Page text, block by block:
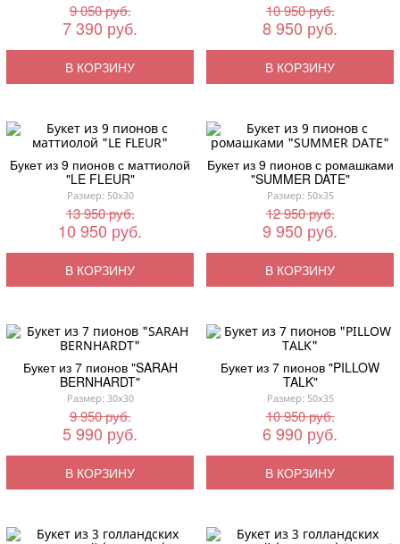
9 050 руб.
7 390 руб.
В КОРЗИНУ
10 950 руб.
8 950 руб.
В КОРЗИНУ
Букет из 9 пионов с маттиолой
"LE FLEUR"
Размер: 50x30
13 950 руб.
10 950 руб.
В КОРЗИНУ
Букет из 9 пионов с ромашками
"SUMMER DATE"
Размер: 50x35
12 950 руб.
9 950 руб.
В КОРЗИНУ
Букет из 7 пионов "SARAH
BERNHARDT"
Размер: 30x30
9 950 руб.
5 990 руб.
В КОРЗИНУ
Букет из 7 пионов "PILLOW
TALK"
Размер: 50x35
10 950 руб.
6 990 руб.
В КОРЗИНУ